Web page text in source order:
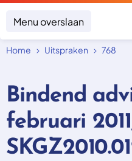
Menu overslaan
Onderwerpen
Zorgverzekering afsluiten
Vergoeding van zorg
Zorg in het buitenland
Focus en impact
Uitspraken
Home Uitspraken 768
Bindend
februari